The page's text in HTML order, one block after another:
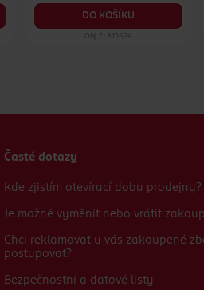
DO KOŠÍKU
Obj. č.: 871624
Časté dotazy
Kde zjistím otevírací dobu prodejny?
Je možné vyměnit nebo vrátit
Chci reklamovat u vás zakoupené
postupovat?
Bezpečnostní a datové listy